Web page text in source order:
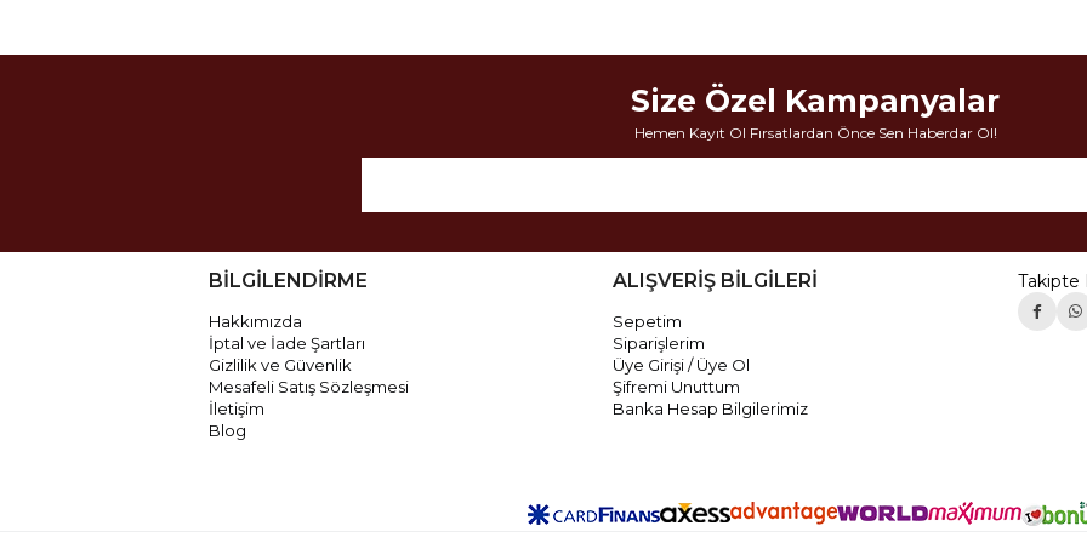
Size Özel Kampanyalar
Hemen Kayıt Ol Fırsatlardan Önce Sen Haberdar Ol!
BİLGİLENDİRME
Hakkımızda
İptal ve İade Şartları
Gizlilik ve Güvenlik
Mesafeli Satış Sözleşmesi
İletişim
Blog
ALIŞVERİŞ BİLGİLERİ
Sepetim
Siparişlerim
Üye Girişi / Üye Ol
Şifremi Unuttum
Banka Hesap Bilgilerimiz
Takipte